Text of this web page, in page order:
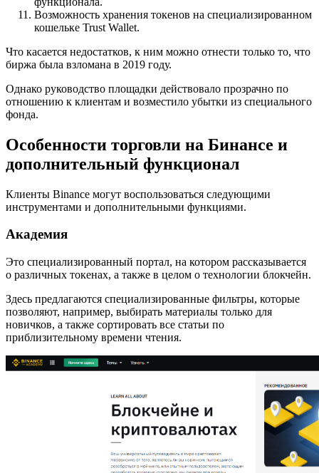
Возможность хранения токенов на специализированном
кошельке Trust Wallet.
Что касается недостатков, к ним можно отнести только то, что
биржа была взломана в 2019 году.
Однако руководство площадки действовало прозрачно по
отношению к клиентам и возместило убытки из специального
фонда.
Особенности торговли на Бинансе и
дополнительный функционал
Клиенты Binance могут воспользоваться следующими
инструментами и дополнительными функциями.
Академия
Это специализированный портал, на котором рассказывается
о различных токенах, а также в целом о технологии блокчейн.
Здесь предлагаются специализированные фильтры, которые
позволяют, например, выбирать материалы только для
новичков, а также сортировать все статьи по
приблизительному времени чтения.